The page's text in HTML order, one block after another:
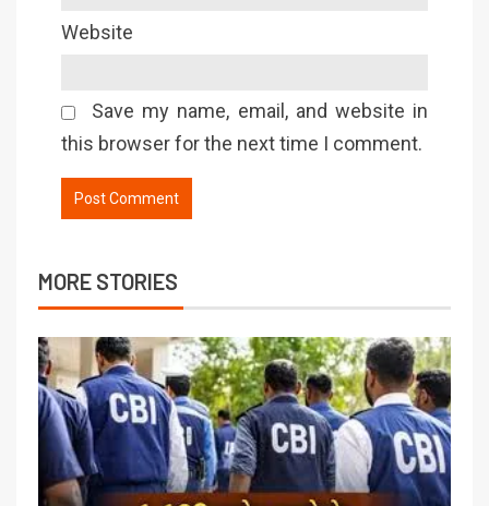
Website
Save my name, email, and website in
this browser for the next time I comment.
MORE STORIES